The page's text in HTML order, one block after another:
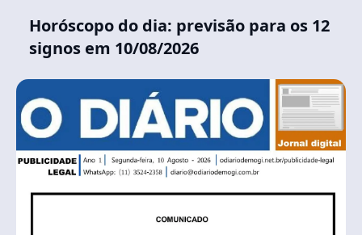
Horóscopo do dia: previsão para os 12
signos em 10/08/2026